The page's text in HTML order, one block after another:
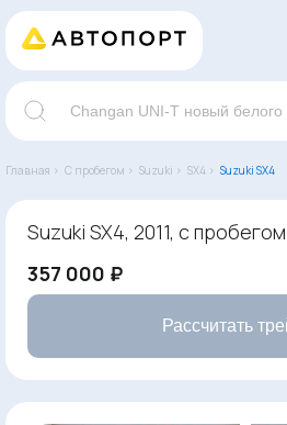
Главная › С пробегом › Suzuki › SX4 › Suzuki SX4
Suzuki SX4, 2011, с
357 000 ₽
Рассчитать